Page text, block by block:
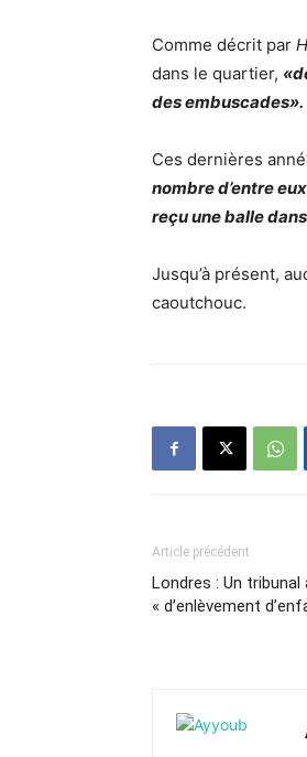
Comme décrit par
dans le quartier,
des embuscades».
Ces dernières
nombre d’entre
reçu une balle
Jusqu’à présent,
caoutchouc.
Article précédent
Londres : Un tribunal
« d’enlèvement